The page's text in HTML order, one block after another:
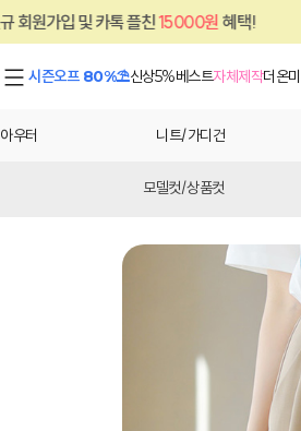
톡 플친15000원혜택!
시즌오프 80%⛱신상5%베스트자체제작더온미
아우터 니트/가디건
모델컷/상품컷